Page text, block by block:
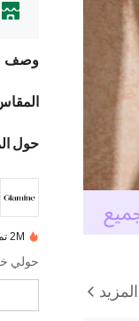
وصف
حول
2M تم بيعها مؤخرًا
حولي